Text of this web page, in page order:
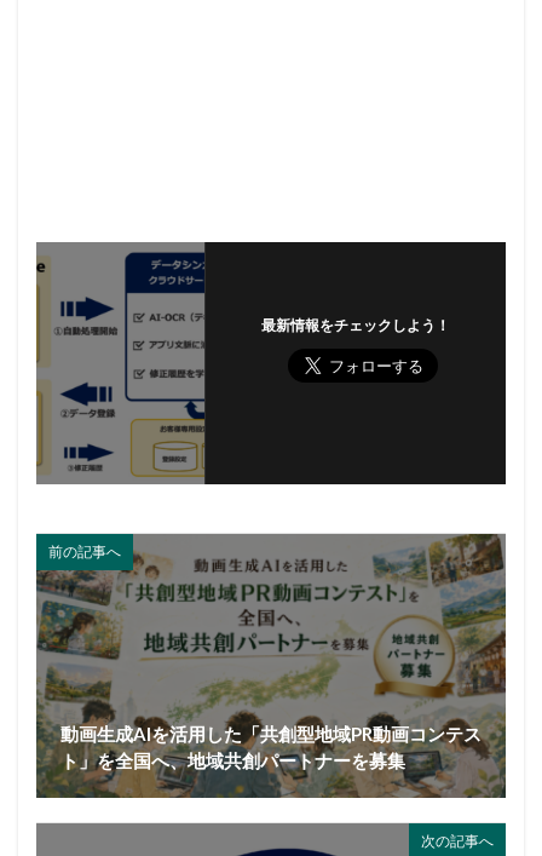
最新情報をチェックしよう！
前の記事へ
動画生成AIを活用した「共創型地域PR動画コンテス
ト」を全国へ、地域共創パートナーを募集
次の記事へ